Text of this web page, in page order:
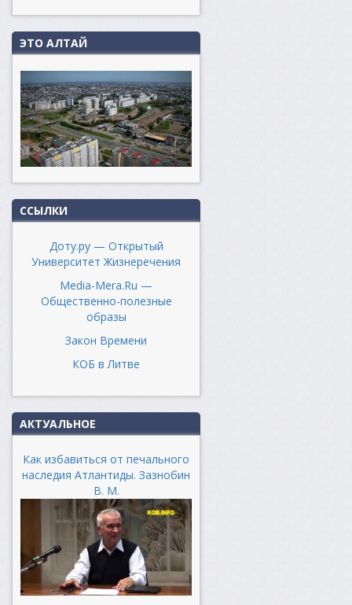
ЭТО АЛТАЙ
ССЫЛКИ
Доту.ру — Открытый
Университет Жизнеречения
Media-Mera.Ru —
Общественно-полезные
образы
Закон Времени
КОБ в Литве
АКТУАЛЬНОЕ
Как избавиться от печального
наследия Атлантиды. Зазнобин
В. М.